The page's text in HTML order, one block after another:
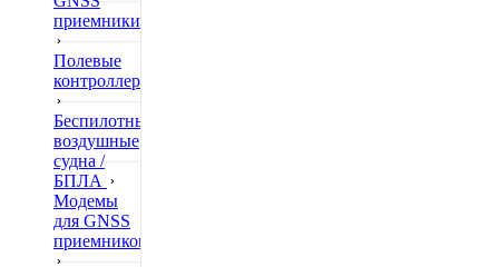
приемники
Полевые
контроллеры
Беспилотные
воздушные
судна /
БПЛА
Модемы
для GNSS
приемников